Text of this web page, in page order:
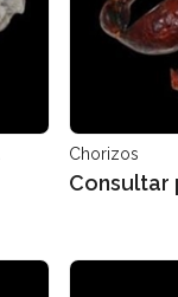
Chorizos
Consultar